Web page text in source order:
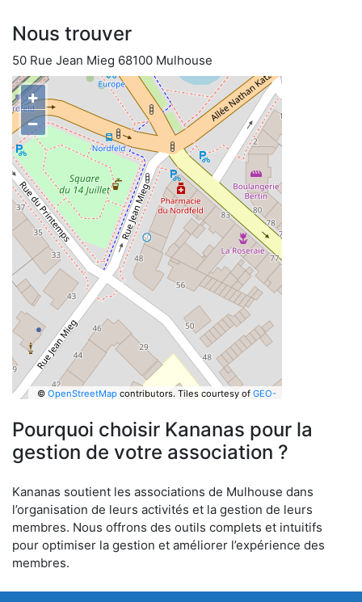
Nous trouver
50 Rue Jean Mieg 68100 Mulhouse
+
−
© OpenStreetMapcontributors. Tiles courtesy of GEO-
Pourquoi choisir Kananas pour la
gestion de votre association ?
Kananas soutient les associations de Mulhouse dans
l’organisation de leurs activités et la gestion de leurs
membres. Nous offrons des outils complets et intuitifs
pour optimiser la gestion et améliorer l’expérience des
membres.